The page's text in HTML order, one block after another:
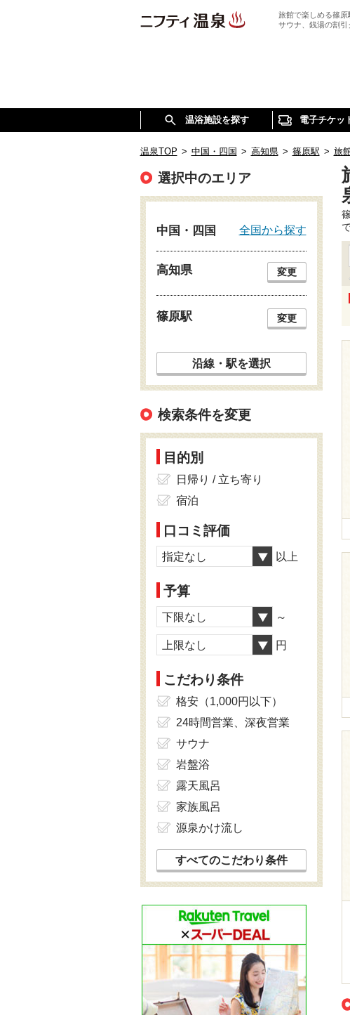
旅館で楽しめる篠原
サウナ、銭湯の割
温浴施設を探す 電子チケッ
温泉TOP > 中国・四国 > 高知県 > 篠原駅 > 旅
選択中のエリア
中国・四国 全国から探す
高知県 変更
篠原駅 変更
沿線・駅を選択
検索条件を変更
目的別
日帰り / 立ち寄り
宿泊
口コミ評価
指定なし 以上
予算
下限なし ～
上限なし 円
こだわり条件
格安（1,000円以下）
24時間営業、深夜営業
サウナ
岩盤浴
露天風呂
家族風呂
源泉かけ流し
すべてのこだわり条件